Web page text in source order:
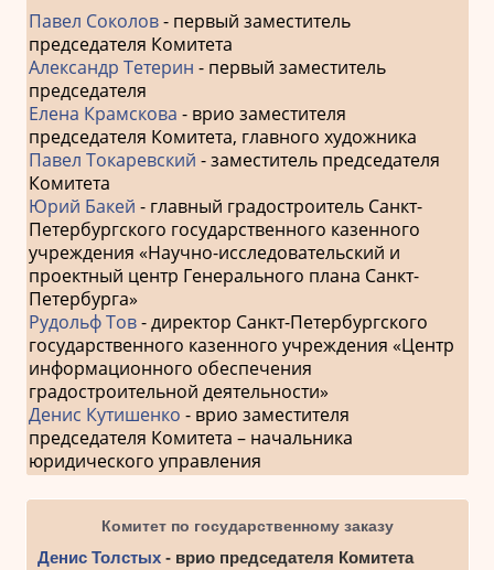
Павел Соколов- первый заместитель
председателя Комитета
Александр Тетерин - первый заместитель
председателя
Елена Крамскова - врио заместителя
председателя Комитета, главного художника
Павел Токаревский - заместитель председателя
Комитета
Юрий Бакей - главный градостроитель Санкт-
Петербургского государственного казенного
учреждения «Научно-исследовательский и
проектный центр Генерального плана Санкт-
Петербурга»
Рудольф Тов- директор Санкт-Петербургского
государственного казенного учреждения «Центр
информационного обеспечения
градостроительной деятельности»
Денис Кутишенко - врио заместителя
председателя Комитета – начальника
юридического управления
Комитет по государственному заказу
Денис Толстых- врио председателя Комитета